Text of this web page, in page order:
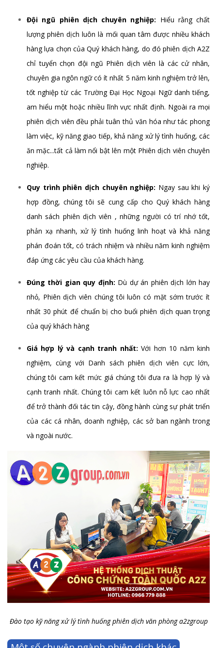
Đội ngũ phiên dịch chuyên nghiệp: Hiểu rằng chất
lượng phiên dịch luôn là mối quan tâm được nhiều khách
hàng lựa chọn của Quý khách hàng, do đó phiên dịch A2Z
chỉ tuyển chọn đội ngũ Phiên dịch viên là các cử nhân,
chuyên gia ngôn ngữ có ít nhất 5 năm kinh nghiệm trở lên,
tốt nghiệp từ các Trường Đại Học Ngoại Ngữ danh tiếng,
am hiểu một hoặc nhiều lĩnh vực nhất định. Ngoài ra mọi
phiên dịch viên đều phải tuân thủ văn hóa như tác phong
làm việc, kỹ năng giao tiếp, khả năng xử lý tình huống, các
ăn mặc...tất cả làm nổi bật lên một Phiên dịch viên chuyên
nghiệp.
Quy trình phiên dịch chuyên nghiệp: Ngay sau khi ký
hợp đồng, chúng tôi sẽ cung cấp cho Quý khách hàng
danh sách phiên dịch viên , những người có trí nhớ tốt,
phản xạ nhanh, xử lý tình huống linh hoạt và khả năng
phán đoán tốt, có trách nhiệm và nhiều năm kinh nghiệm
đáp ứng các yêu cầu của khách hàng.
Đúng thời gian quy định: Dù dự án phiên dịch lớn hay
nhỏ, Phiên dịch viên chúng tôi luôn có mặt sớm trước ít
nhất 30 phút để chuẩn bị cho buổi phiên dịch quan trọng
của quý khách hàng
Giá hợp lý và cạnh tranh nhất: Với hơn 10 năm kinh
nghiệm, cùng với Danh sách phiên dịch viên cực lớn,
chúng tôi cam kết mức giá chúng tôi đưa ra là hợp lý và
cạnh tranh nhất. Chúng tôi cam kết luôn nỗ lực cao nhất
để trở thành đối tác tin cậy, đồng hành cùng sự phát triển
của các cá nhân, doanh nghiệp, các sở ban ngành trong
và ngoài nước.
Đào tạo kỹ năng xử lý tình huống phiên dịch văn phòng a2zgroup